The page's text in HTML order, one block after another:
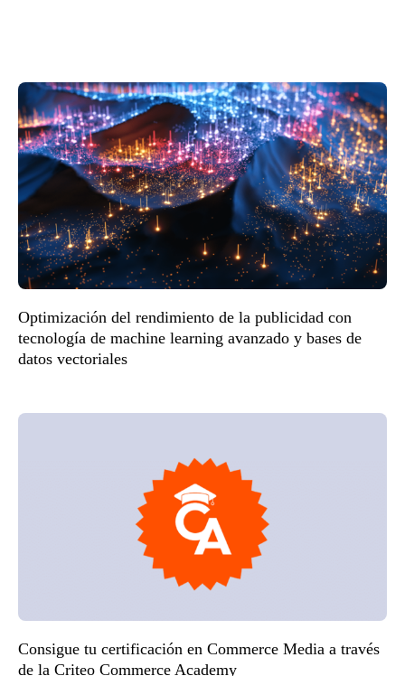
Optimización del rendimiento de la publicidad con
tecnología de machine learning avanzado y bases de
datos vectoriales
Consigue tu certificación en Commerce Media a través
de la Criteo Commerce Academy